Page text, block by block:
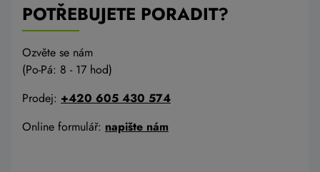
POTŘEBUJETE PORADIT?
Ozvěte se nám
(Po-Pá: 8 - 17 hod)
Prodej: +420 605 430 574
Online formulář: napište nám